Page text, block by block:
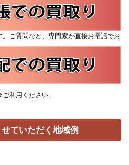
ご質問など、専門家が直接お電話でお
利用ください。
ていただく地域例